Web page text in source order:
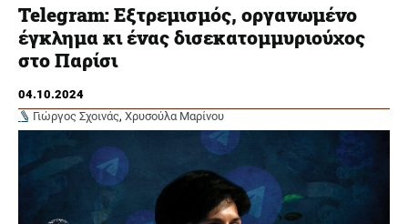
Telegram: Εξτρεμισμός, οργανωμένο
έγκλημα κι ένας δισεκατομμυριούχος
στο Παρίσι
04.10.2024
Γιώργος Σχοινάς, Χρυσούλα Μαρίνου